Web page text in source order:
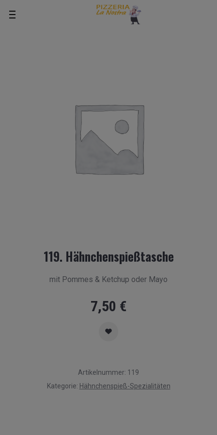
119. Hähnchenspießtasche
mit Pommes & Ketchup oder Mayo
7,50 €
Artikelnummer: 119
Kategorie: Hähnchenspieß-Spezialitäten